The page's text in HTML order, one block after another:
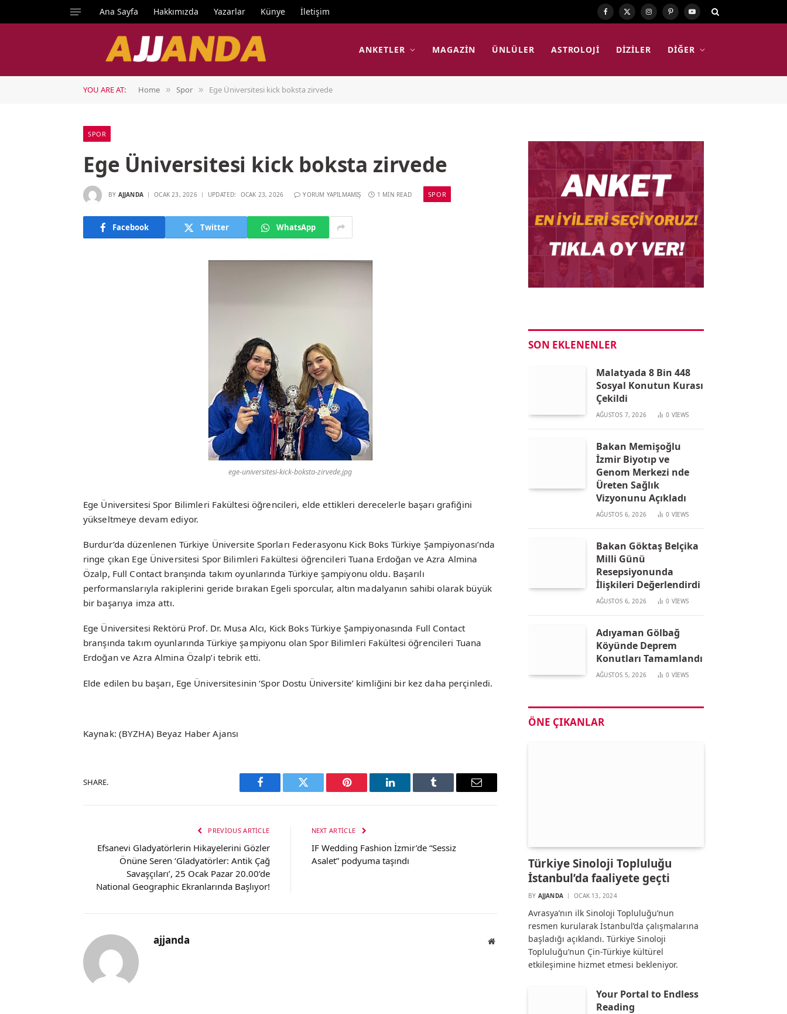
Ana Sayfa Hakkımızda Yazarlar Künye İletişim Facebook
X
Instagram
PinterestYouTube
ANKETLER MAGAZIN ÜNLÜLER ASTROLOJI DIZILER DIĞER
YOU ARE AT: Home » Spor » Ege Üniversitesi kick boksta zirvede
SPOR
Ege Üniversitesi kick boksta zirvede
BY AJJANDA OCAK 23, 2026 UPDATED: OCAK 23, 2026 YORUM YAPILMAMIŞ 1 MIN READ SPOR
Facebook Twitter WhatsApp
ege-universitesi-kick-boksta-zirvede.jpg
Ege Üniversitesi Spor Bilimleri Fakültesi öğrencileri, elde ettikleri derecelerle başarı grafiğini
yükseltmeye devam ediyor.
Burdur’da düzenlenen Türkiye Üniversite Sporları Federasyonu Kick Boks Türkiye Şampiyonası’nda
ringe çıkan Ege Üniversitesi Spor Bilimleri Fakültesi öğrencileri Tuana Erdoğan ve Azra Almina
Özalp, Full Contact branşında takım oyunlarında Türkiye şampiyonu oldu. Başarılı
performanslarıyla rakiplerini geride bırakan Egeli sporcular, altın madalyanın sahibi olarak büyük
bir başarıya imza attı.
Ege Üniversitesi Rektörü Prof. Dr. Musa Alcı, Kick Boks Türkiye Şampiyonasında Full Contact
branşında takım oyunlarında Türkiye şampiyonu olan Spor Bilimleri Fakültesi öğrencileri Tuana
Erdoğan ve Azra Almina Özalp’i tebrik etti.
Elde edilen bu başarı, Ege Üniversitesinin ‘Spor Dostu Üniversite’ kimliğini bir kez daha perçinledi.
Kaynak: (BYZHA) Beyaz Haber Ajansı
SHARE.
Facebook Twitter Pinterest LinkedIn Tumblr Email
PREVIOUS ARTICLE
Efsanevi Gladyatörlerin Hikayelerini Gözler
Önüne Seren ‘Gladyatörler: Antik Çağ
Savaşçıları’, 25 Ocak Pazar 20.00’de
National Geographic Ekranlarında Başlıyor!
NEXT ARTICLE
IF Wedding Fashion İzmir’de “Sessiz
Asalet” podyuma taşındı
ajjanda Website
SON EKLENENLER
Malatyada 8 Bin 448
Sosyal Konutun Kurası
Çekildi
AĞUSTOS 7, 2026 0 VIEWS
Bakan Memişoğlu
İzmir Biyotıp ve
Genom Merkezi nde
Üreten Sağlık
Vizyonunu Açıkladı
AĞUSTOS 6, 2026 0 VIEWS
Bakan Göktaş Belçika
Milli Günü
Resepsiyonunda
İlişkileri Değerlendirdi
AĞUSTOS 6, 2026 0 VIEWS
Adıyaman Gölbağ
Köyünde Deprem
Konutları Tamamlandı
AĞUSTOS 5, 2026 0 VIEWS
ÖNE ÇIKANLAR
Türkiye Sinoloji Topluluğu
İstanbul’da faaliyete geçti
BY AJJANDA OCAK 13, 2024
Avrasya’nın ilk Sinoloji Topluluğu’nun
resmen kurularak İstanbul’da çalışmalarına
başladığı açıklandı. Türkiye Sinoloji
Topluluğu’nun Çin-Türkiye kültürel
etkileşimine hizmet etmesi bekleniyor.
Your Portal to Endless
Reading